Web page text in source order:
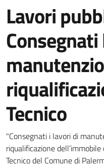
Lavori
Tecnico
Dettagli
"Consegnati i lavori di
riqualificazione
Tecnico del Comune di